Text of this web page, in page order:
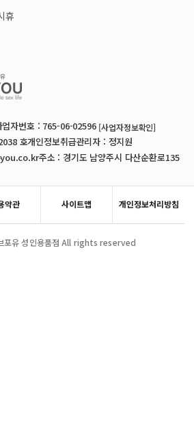
휴
업자번호 : 765-06-02596 [사업자정보확인]
호개인정보취급관리자 : 정지원
주소 : 경기도 남양주시 다산순환로135
약관 사이트맵 개인정보처리방침
유 성인용품점 All rights reserved